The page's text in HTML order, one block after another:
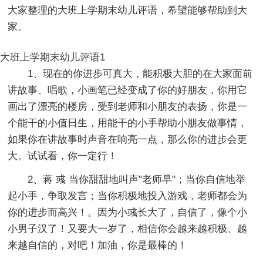
大家整理的大班上学期末幼儿评语，希望能够帮助到大
家。
大班上学期末幼儿评语1
1、现在的你进步可真大，能积极大胆的在大家面前
讲故事、唱歌，小画笔已经变成了你的好朋友，你用它
画出了漂亮的楼房，受到老师和小朋友的表扬，你是一
个能干的小值日生，用能干的小手帮助小朋友做事情，
如果你在讲故事时声音在响亮一点，那么你的进步会更
大。试试看，你一定行！
2、蒋 彧 当你甜甜地叫声"老师早"；当你自信地举
起小手，争取发言；当你积极地投入游戏，老师都会为
你的进步而高兴！。因为小彧长大了，自信了，像个小
小男子汉了！又要大一岁了，相信你会越来越积极、越
来越自信的，对吧！加油，你是最棒的！